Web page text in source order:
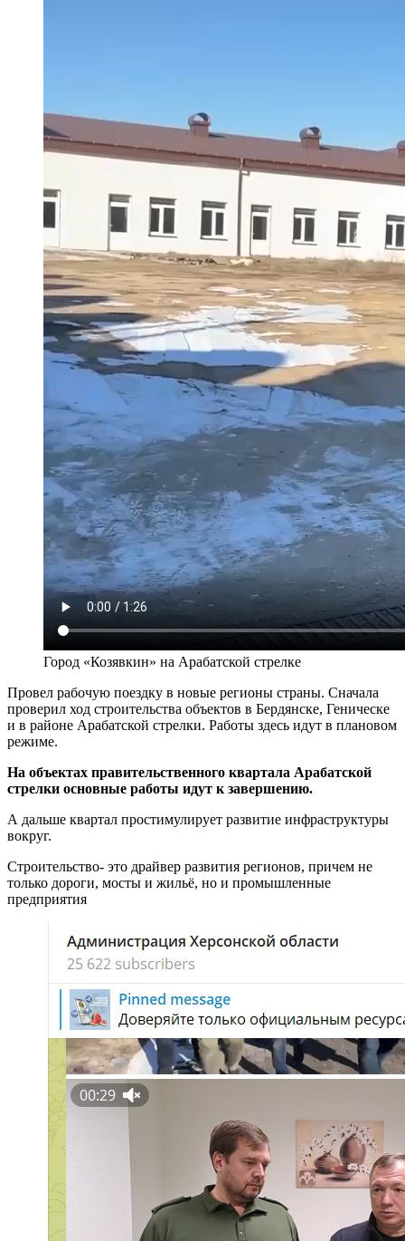
Город «Козявкин» на Арабатской стрелке
Провел рабочую поездку в новые регионы страны. Сначала
проверил ход строительства объектов в Бердянске, Геническе
и в районе Арабатской стрелки. Работы здесь идут в плановом
режиме.
На объектах правительственного квартала Арабатской
стрелки основные работы идут к завершению.
А дальше квартал простимулирует развитие инфраструктуры
вокруг.
Строительство- это драйвер развития регионов, причем не
только дороги, мосты и жильё, но и промышленные
предприятия